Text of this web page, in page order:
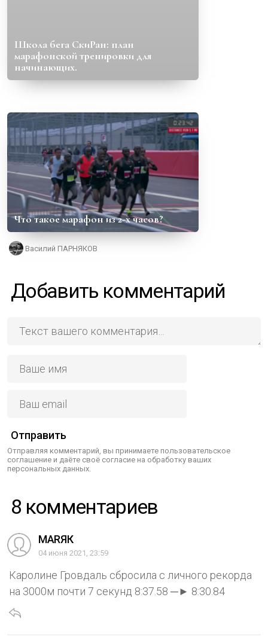
Школа бега СкиРан: план
марафонской тренировки для
начинающих.
Что такое марафон из 2-х часов?
Василий ПАРНЯКОВ
Добавить комментарий
Отправить
Отправляя комментарий, вы принимаете пользовательское
соглашение и даёте своё согласие на обработку ваших
персональных данных.
8 комментариев
МАRЯК
04 июня 2021, 23:59
Каролине Гровдаль сбросила с личного рекорда
на 3000м почти 7 секунд 8:37.58 ─► 8:30.84